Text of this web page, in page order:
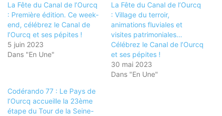
La Fête du Canal de l’Ourcq
: Première édition. Ce week-
end, célébrez le Canal de
l’Ourcq et ses pépites !
5 juin 2023
Dans "En Une"
La Fête du Canal de l’Ourcq
: Village du terroir,
animations fluviales et
visites patrimoniales…
Célébrez le Canal de l’Ourcq
et ses pépites !
30 mai 2023
Dans "En Une"
Codérando 77 : Le Pays de
l’Ourcq accueille la 23ème
étape du Tour de la Seine-